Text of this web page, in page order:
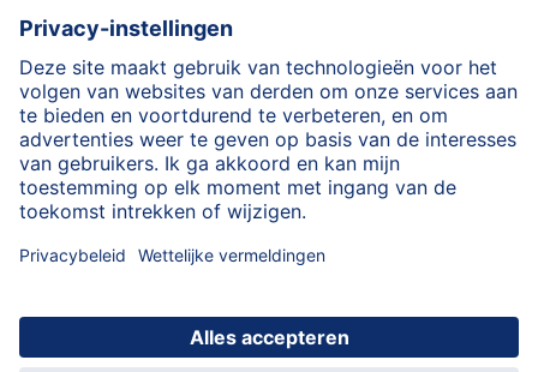
HiPP tijdens de Zwangerschap
Privacyverklaring
Gebruiksvoorwaarden
Stempel
Meer over HiPP Contact